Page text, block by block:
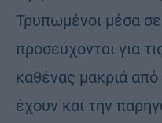
Τρυπωμένοι μέσα σε
προσεύχονται για
καθένας μακριά από
έχουν και την